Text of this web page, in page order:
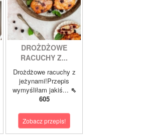
DROŻDŻOWE
RACUCHY Z...
Drożdżowe racuchy z
jeżynami!Przepis
wymyśliłam jakiś... ⇖
605
Zobacz przepis!